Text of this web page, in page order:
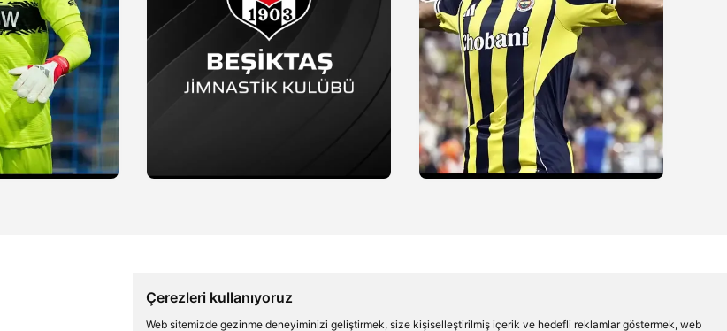
Çerezleri kullanıyoruz
Web sitemizde gezinme deneyiminizi geliştirmek, size kişiselleştirilmiş içerik ve hedefli reklamlar göstermek, web